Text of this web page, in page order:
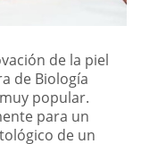
de la piel
de Biología
popular.
para un
de un